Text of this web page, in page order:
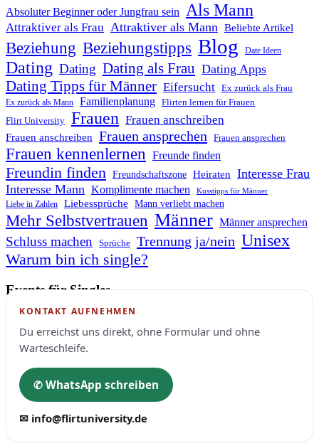
Absoluter Beginner oder Jungfrau sein Als Mann
Attraktiver als Frau Attraktiver als Mann Beliebte Artikel
Beziehung Beziehungstipps Blog Date Ideen
Dating Dating Dating als Frau Dating Apps
Dating Tipps für Männer Eifersucht Ex zurück als Frau
Ex zurück als Mann Familienplanung Flirten lernen für Frauen
Flirt University Frauen Frauen anschreiben
Frauen anschreiben Frauen ansprechen Frauen ansprechen
Frauen kennenlernen Freunde finden
Freundin finden Freundschaftszone Heiraten Interesse Frau
Interesse Mann Komplimente machen Kusstipps für Männer
Liebe in Zahlen Liebessprüche Mann verliebt machen
Mehr Selbstvertrauen Männer Männer ansprechen
Schluss machen Sprüche Trennung ja/nein Unisex
Warum bin ich single?
Events für Singles
KONTAKT AUFNEHMEN
Du erreichst uns direkt, ohne Formular und ohne
Warteschleife.
✆ WhatsApp schreiben
✉ info@flirtuniversity.de